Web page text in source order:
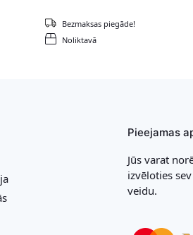
Noliktavā
Bezmaksas piegāde!
Pieejamas
Jūs varat
izvēloties
veidu.